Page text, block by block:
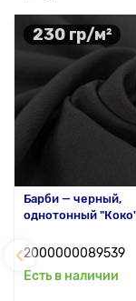
230 гр/м²
Барби — черный,
однотонный
2000000089539
Есть в наличии